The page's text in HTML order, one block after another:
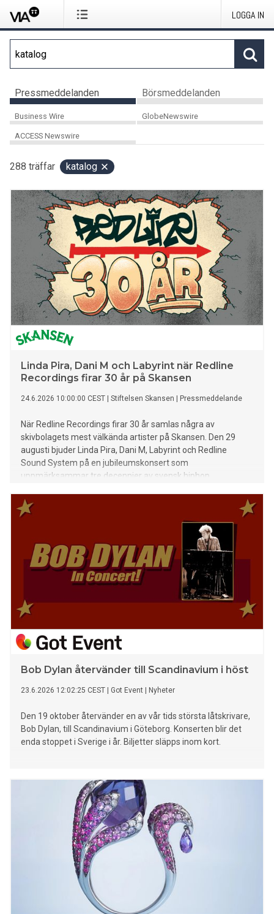
LOGGA IN
Pressmeddelanden Börsmeddelanden
Business Wire GlobeNewswire
ACCESS Newswire
288 träffar katalog
Linda Pira, Dani M och Labyrint när Redline
Recordings firar 30 år på Skansen
24.6.2026 10:00:00 CEST Stiftelsen Skansen Pressmeddelande
När Redline Recordings firar 30 år samlas några av
skivbolagets mest välkända artister på Skansen. Den 29
augusti bjuder Linda Pira, Dani M, Labyrint och Redline
Sound System på en jubileumskonsert som
uppmärksammar tre decennier av svensk hiphop.
Bob Dylan återvänder till Scandinavium i höst
23.6.2026 12:02:25 CEST Got Event Nyheter
Den 19 oktober återvänder en av vår tids största låtskrivare,
Bob Dylan, till Scandinavium i Göteborg. Konserten blir det
enda stoppet i Sverige i år. Biljetter släpps inom kort.